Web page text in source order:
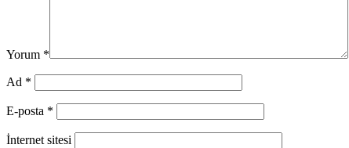
Yorum *
Ad *
E-posta *
İnternet sitesi